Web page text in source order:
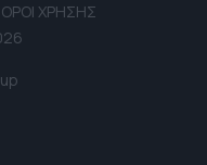
ΟΡΟΙ ΧΡΗΣΗΣ